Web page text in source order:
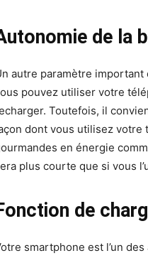
de la
autre paramètre
pouvez utiliser votre
Toutefois, il
dont vous utilisez votre
en énergie
plus courte que si vous
de
smartphone est l’un